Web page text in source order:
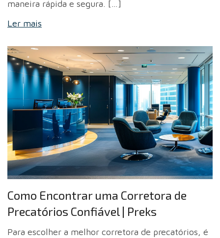
maneira rápida e segura. […]
Ler mais
Como Encontrar uma Corretora de
Precatórios Confiável | Preks
Para escolher a melhor corretora de precatórios, é